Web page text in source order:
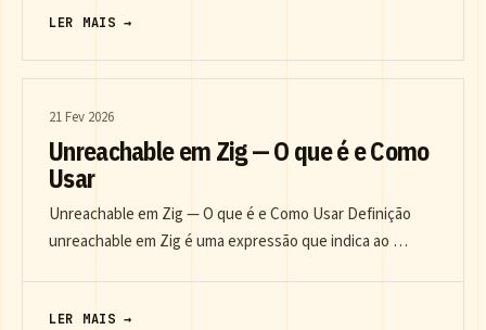
LER MAIS →
21 Fev 2026
Unreachable em Zig — O que é e Como
Usar
Unreachable em Zig — O que é e Como Usar Definição
unreachable em Zig é uma expressão que indica ao …
LER MAIS →